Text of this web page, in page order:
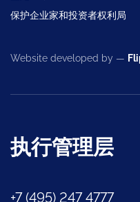
保护企业家和投资者权利局
Website developed by —
执行管理层
+7 (495) 247 4777